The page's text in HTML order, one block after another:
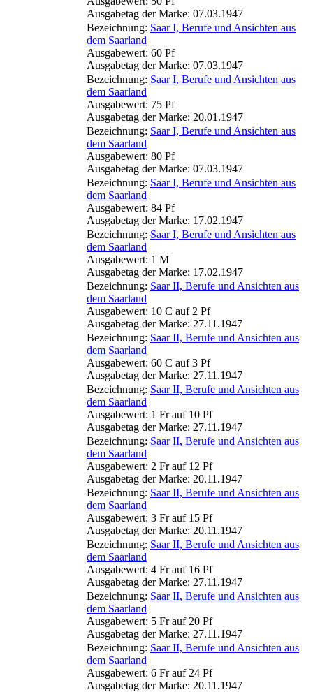
Ausgabetag der Marke: 07.03.1947
Bezeichnung: Saar I, Berufe und Ansichten aus
dem Saarland
Ausgabewert: 60 Pf
Ausgabetag der Marke: 07.03.1947
Bezeichnung: Saar I, Berufe und Ansichten aus
dem Saarland
Ausgabewert: 75 Pf
Ausgabetag der Marke: 20.01.1947
Bezeichnung: Saar I, Berufe und Ansichten aus
dem Saarland
Ausgabewert: 80 Pf
Ausgabetag der Marke: 07.03.1947
Bezeichnung: Saar I, Berufe und Ansichten aus
dem Saarland
Ausgabewert: 84 Pf
Ausgabetag der Marke: 17.02.1947
Bezeichnung: Saar I, Berufe und Ansichten aus
dem Saarland
Ausgabewert: 1 M
Ausgabetag der Marke: 17.02.1947
Bezeichnung: Saar II, Berufe und Ansichten aus
dem Saarland
Ausgabewert: 10 C auf 2 Pf
Ausgabetag der Marke: 27.11.1947
Bezeichnung: Saar II, Berufe und Ansichten aus
dem Saarland
Ausgabewert: 60 C auf 3 Pf
Ausgabetag der Marke: 27.11.1947
Bezeichnung: Saar II, Berufe und Ansichten aus
dem Saarland
Ausgabewert: 1 Fr auf 10 Pf
Ausgabetag der Marke: 27.11.1947
Bezeichnung: Saar II, Berufe und Ansichten aus
dem Saarland
Ausgabewert: 2 Fr auf 12 Pf
Ausgabetag der Marke: 20.11.1947
Bezeichnung: Saar II, Berufe und Ansichten aus
dem Saarland
Ausgabewert: 3 Fr auf 15 Pf
Ausgabetag der Marke: 20.11.1947
Bezeichnung: Saar II, Berufe und Ansichten aus
dem Saarland
Ausgabewert: 4 Fr auf 16 Pf
Ausgabetag der Marke: 27.11.1947
Bezeichnung: Saar II, Berufe und Ansichten aus
dem Saarland
Ausgabewert: 5 Fr auf 20 Pf
Ausgabetag der Marke: 27.11.1947
Bezeichnung: Saar II, Berufe und Ansichten aus
dem Saarland
Ausgabewert: 6 Fr auf 24 Pf
Ausgabetag der Marke: 20.11.1947